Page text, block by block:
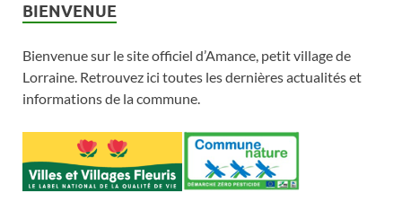
BIENVENUE
Bienvenue sur le site officiel d’Amance, petit village de
Lorraine. Retrouvez ici toutes les dernières actualités et
informations de la commune.